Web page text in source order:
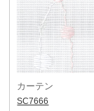
カーテン
SC7666